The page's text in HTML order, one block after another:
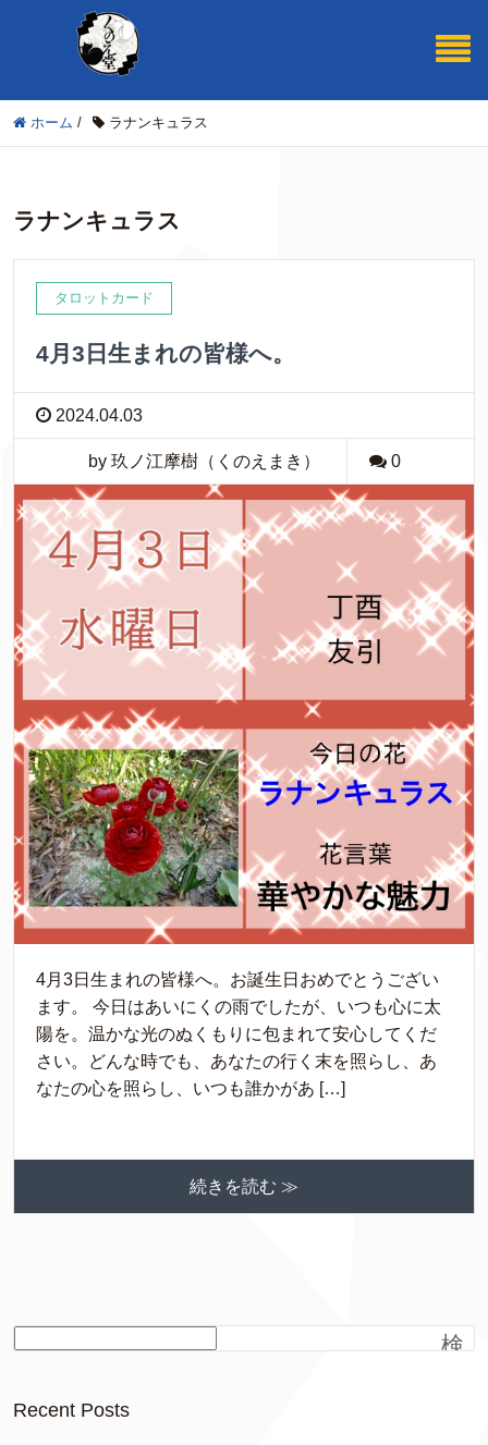
ホーム / ラナンキュラス
ラナンキュラス
タロットカード
4月3日生まれの皆様へ。
2024.04.03
by 玖ノ江摩樹（くのえまき） 0
4月3日生まれの皆様へ。お誕生日おめでとうござい
ます。 今日はあいにくの雨でしたが、いつも心に太
陽を。温かな光のぬくもりに包まれて安心してくだ
さい。どんな時でも、あなたの行く末を照らし、あ
なたの心を照らし、いつも誰かがあ […]
続きを読む ≫
検
Recent Posts